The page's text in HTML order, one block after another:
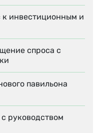
к инвестиционным и
спроса с
павильона
руководством